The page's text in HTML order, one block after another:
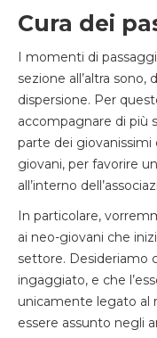
Cura dei
I momenti di
sezione all’altra
dispersione. Per
accompagnare di più
parte dei giovanissimi
giovani, per favorire
all’interno
In particolare,
ai neo-giovani che
settore. Desideriamo
ingaggiato, e che
unicamente legato al
essere assunto negli